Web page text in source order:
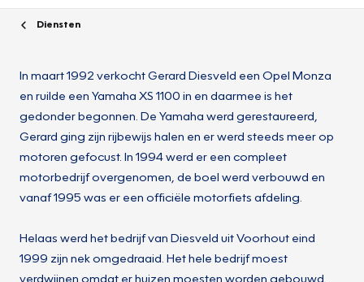
Diensten
In maart 1992 verkocht Gerard Diesveld een Opel Monza
en ruilde een Yamaha XS 1100 in en daarmee is het
gedonder begonnen. De Yamaha werd gerestaureerd,
Gerard ging zijn rijbewijs halen en er werd steeds meer op
motoren gefocust. In 1994 werd er een compleet
motorbedrijf overgenomen, de boel werd verbouwd en
vanaf 1995 was er een officiële motorfiets afdeling.
Helaas werd het bedrijf van Diesveld uit Voorhout eind
1999 zijn nek omgedraaid. Het hele bedrijf moest
verdwijnen omdat er huizen moesten worden gebouwd.